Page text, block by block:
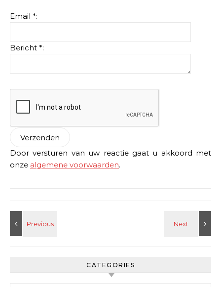
Email *:
Bericht *:
Door versturen van uw reactie gaat u akkoord met
onze algemene voorwaarden.
CATEGORIES